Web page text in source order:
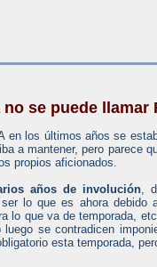
se puede llamar
en los últimos años se
a mantener, pero parece
propios aficionados.
años de involución ,
lo que es ahora debido
lo que va de temporada,
se contradicen
esta temporada,